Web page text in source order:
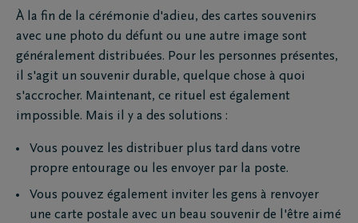
À la fin de la cérémonie d'adieu, des cartes souvenirs
avec une photo du défunt ou une autre image sont
généralement distribuées. Pour les personnes présentes,
il s'agit un souvenir durable, quelque chose à quoi
s'accrocher. Maintenant, ce rituel est également
impossible. Mais il y a des solutions :
Vous pouvez les distribuer plus tard dans votre
propre entourage ou les envoyer par la poste.
Vous pouvez également inviter les gens à renvoyer
une carte postale avec un beau souvenir de l'être aimé